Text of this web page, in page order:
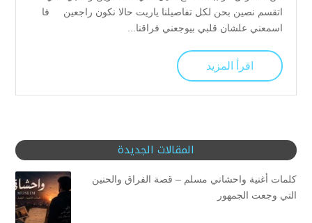
اتقسم نصين ‎بحن لكل تفاصيلنا ‎ياريت حالا نكون راجعين فا
اسمعني ‎علشان قلبي بيوجعني ‎فراقنا...
اقرأ المزيد
المقالات الجديدة
كلمات أغنية واحشاني مسلم – قصة الفراق والحنين
التي وجعت الجمهور